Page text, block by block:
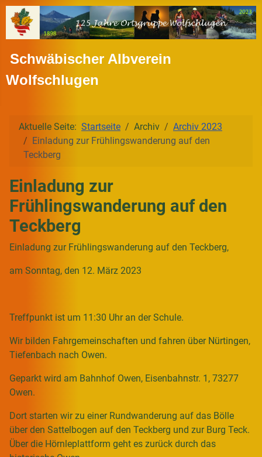
Schwäbischer Albverein
Wolfschlugen
Aktuelle Seite: Startseite Archiv
Archiv 2023
Einladung zur Frühlingswanderung auf den
Teckberg
Einladung zur
Frühlingswanderung auf den
Teckberg
Einladung zur Frühlingswanderung auf den Teckberg,
am Sonntag, den 12. März 2023
Treffpunkt ist um 11:30 Uhr an der Schule.
Wir bilden Fahrgemeinschaften und fahren über Nürtingen,
Tiefenbach nach Owen.
Geparkt wird am Bahnhof Owen, Eisenbahnstr. 1, 73277
Owen.
Dort starten wir zu einer Rundwanderung auf das Bölle
über den Sattelbogen auf den Teckberg und zur Burg Teck.
Über die Hörnleplattform geht es zurück durch das